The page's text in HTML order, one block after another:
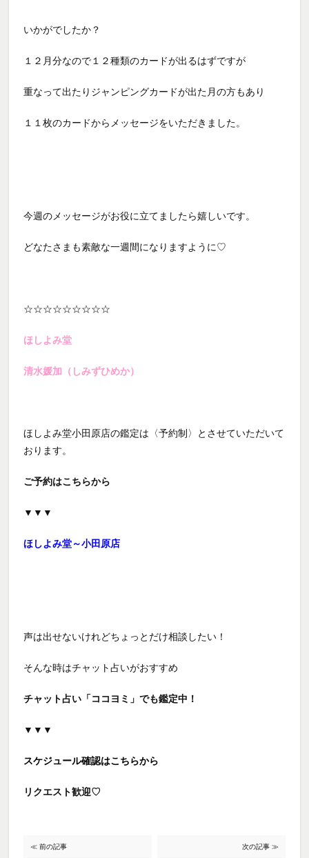
いかがでしたか？
１２月分なので１２種類のカードが出るはずですが
重なって出たりジャンピングカードが出た月の方もあり
１１枚のカードからメッセージをいただきました。
今週のメッセージがお役に立てましたら嬉しいです。
どなたさまも素敵な一週間になりますように♡
☆☆☆☆☆☆☆☆☆
ほしよみ堂
清水媛加（しみずひめか）
ほしよみ堂小田原店の鑑定は〈予約制〉とさせていただいて
おります。
ご予約はこちらから
▼▼▼
ほしよみ堂～小田原店
声は出せないけれどちょっとだけ相談したい！
そんな時はチャット占いがおすすめ
チャット占い「ココヨミ」でも鑑定中！
▼▼▼
スケジュール確認はこちらから
リクエスト歓迎♡
≪ 前の記事 次の記事 ≫